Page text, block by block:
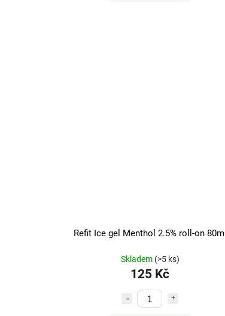
Refit Ice gel Menthol 2.5% roll-on 80ml
Skladem (>5 ks)
125 Kč